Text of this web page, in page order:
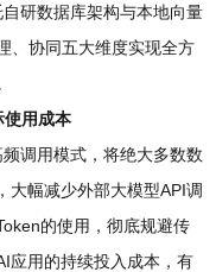
研数据库架构与本地向量
、协同五大维度实现全方
使用成本
调用模式，将绝大多数数
大幅减少外部大模型API调
的使用，彻底规避传
应用的持续投入成本，有